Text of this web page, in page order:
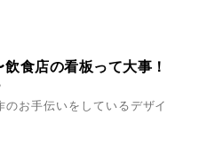
食店の看板って大事！
お手伝いをしているデザイ